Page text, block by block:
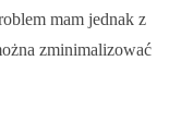
mam jednak z
zminimalizować